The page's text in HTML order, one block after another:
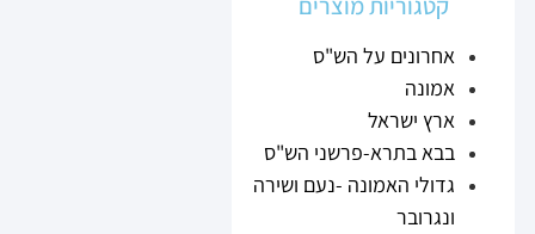
אחרונים על הש"ס
אמונה
ארץ ישראל
בבא בתרא-פרשני הש"ס
גדולי האמונה -נעם ושירה
ונגרובר